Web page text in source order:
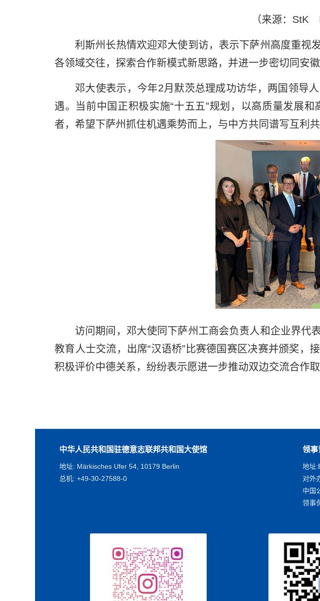
（来源：StK
利斯州长热情欢迎邓大使到访，表示下萨州高度重视
各领域交往，探索合作新模式新思路，并进一步密切同安徽
邓大使表示，今年2月默茨总理成功访华，两国领导
遇。当前中国正积极实施“十五五”规划，以高质量发展
者，希望下萨州抓住机遇乘势而上，与中方共同谱写互利共
访问期间，邓大使同下萨州工商会负责人和企业界代
教育人士交流，出席“汉语桥”比赛德国赛区决赛并颁奖，
积极评价中德关系，纷纷表示愿进一步推动双边交流合作取
中华人民共和国驻德意志联邦共和国大使馆
地址: Märkisches Ufer 54, 10179 Berlin
总机: +49-30-27588-0
领事
地址
对外
中国
领事